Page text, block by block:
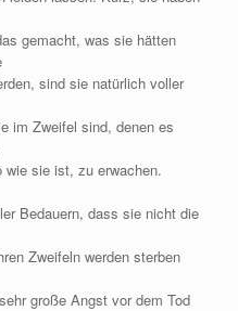
gemacht, was sie hätten
sind sie natürlich voller
im Zweifel sind, denen es
sie ist, zu erwachen.
Bedauern, dass sie nicht die
Zweifeln werden sterben
große Angst vor dem Tod